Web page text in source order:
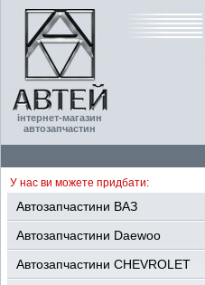
інтернет-магазин
автозапчастин
У нас ви можете придбати:
Автозапчастини ВАЗ
Автозапчастини Daewoo
Автозапчастини CHEVROLET